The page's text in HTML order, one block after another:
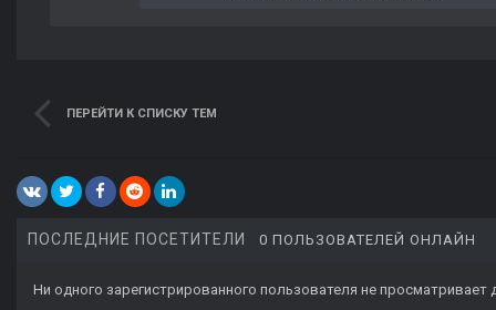
ПЕРЕЙТИ К СПИСКУ ТЕМ
ПОСЛЕДНИЕ ПОСЕТИТЕЛИ 0 ПОЛЬЗОВАТЕЛЕЙ ОНЛАЙН
Ни одного зарегистрированного пользователя не просматривает